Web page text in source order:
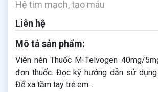
Hệ tim mạch, tạo máu
Liên hệ
Mô tả sản phẩm:
Viên nén Thuốc M-Telvogen 40mg/
đơn thuốc. Đọc kỹ hướng dẫn sử
Để xa tầm tay trẻ em...